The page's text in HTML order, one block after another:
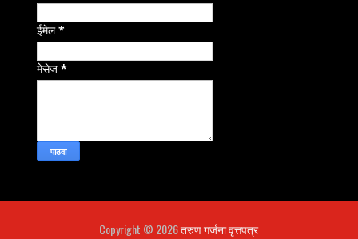
ईमेल*
मेसेज*
Copyright © 2026तरुण गर्जना वृत्तपत्र